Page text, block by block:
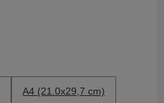
A4 (21.0x29,7 cm)